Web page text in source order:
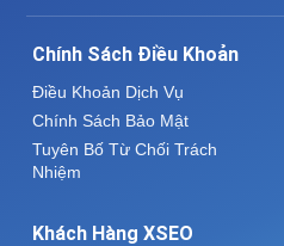
Chính Sách Điều Khoản
Điều Khoản Dịch Vụ
Chính Sách Bảo Mật
Tuyên Bố Từ Chối Trách
Nhiệm
Khách Hàng XSEO